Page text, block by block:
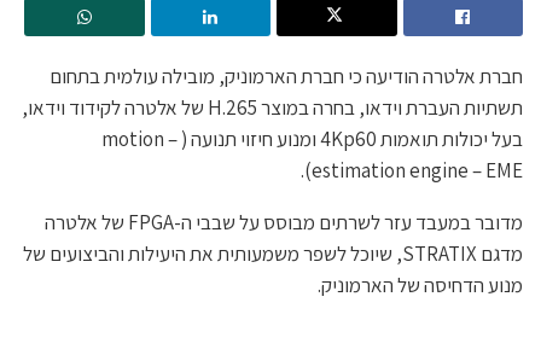
חברת אלטרה הודיעה כי חברת הארמוניק, מובילה עולמית בתחום
תשתיות העברת וידאו, בחרה במוצר H.265 של אלטרה לקידוד וידאו,
בעל יכולות תואמות 4Kp60 ומנוע חיזוי תנועה ( – motion
estimation engine – EME).
מדובר במעבד עזר לשרתים מבוסס על שבבי ה-FPGA של אלטרה
מדגם STRATIX, שיוכל לשפר משמעותית את היעילות והביצועים של
מנוע הדחיסה של הארמוניק.